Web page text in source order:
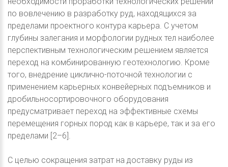
по вовлечению в разработку руд, находящихся за
пределами проектного контура карьера. С учетом
глубины залегания и морфологии рудных тел наиболее
перспективным технологическим решением является
переход на комбинированную геотехнологию. Кроме
того, внедрение циклично-поточной технологии с
применением карьерных конвейерных подъемников и
дробильносортировочного оборудования
предусматривает переход на эффективные схемы
перемещения горных пород как в карьере, так и за его
пределами [2–6].
С целью сокращения затрат на доставку руды из